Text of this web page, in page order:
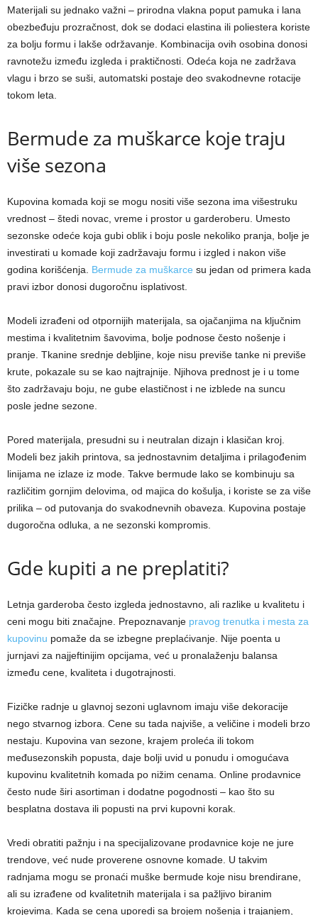
Materijali su jednako važni – prirodna vlakna poput pamuka i lana
obezbeđuju prozračnost, dok se dodaci elastina ili poliestera koriste
za bolju formu i lakše održavanje. Kombinacija ovih osobina donosi
ravnotežu između izgleda i praktičnosti. Odeća koja ne zadržava
vlagu i brzo se suši, automatski postaje deo svakodnevne rotacije
tokom leta.
Bermude za muškarce koje traju
više sezona
Kupovina komada koji se mogu nositi više sezona ima višestruku
vrednost – štedi novac, vreme i prostor u garderoberu. Umesto
sezonske odeće koja gubi oblik i boju posle nekoliko pranja, bolje je
investirati u komade koji zadržavaju formu i izgled i nakon više
godina korišćenja. Bermude za muškarce su jedan od primera kada
pravi izbor donosi dugoročnu isplativost.
Modeli izrađeni od otpornijih materijala, sa ojačanjima na ključnim
mestima i kvalitetnim šavovima, bolje podnose često nošenje i
pranje. Tkanine srednje debljine, koje nisu previše tanke ni previše
krute, pokazale su se kao najtrajnije. Njihova prednost je i u tome
što zadržavaju boju, ne gube elastičnost i ne izblede na suncu
posle jedne sezone.
Pored materijala, presudni su i neutralan dizajn i klasičan kroj.
Modeli bez jakih printova, sa jednostavnim detaljima i prilagođenim
linijama ne izlaze iz mode. Takve bermude lako se kombinuju sa
različitim gornjim delovima, od majica do košulja, i koriste se za više
prilika – od putovanja do svakodnevnih obaveza. Kupovina postaje
dugoročna odluka, a ne sezonski kompromis.
Gde kupiti a ne preplatiti?
Letnja garderoba često izgleda jednostavno, ali razlike u kvalitetu i
ceni mogu biti značajne. Prepoznavanje pravog trenutka i mesta za
kupovinu pomaže da se izbegne preplaćivanje. Nije poenta u
jurnjavi za najjeftinijim opcijama, već u pronalaženju balansa
između cene, kvaliteta i dugotrajnosti.
Fizičke radnje u glavnoj sezoni uglavnom imaju više dekoracije
nego stvarnog izbora. Cene su tada najviše, a veličine i modeli brzo
nestaju. Kupovina van sezone, krajem proleća ili tokom
međusezonskih popusta, daje bolji uvid u ponudu i omogućava
kupovinu kvalitetnih komada po nižim cenama. Online prodavnice
često nude širi asortiman i dodatne pogodnosti – kao što su
besplatna dostava ili popusti na prvi kupovni korak.
Vredi obratiti pažnju i na specijalizovane prodavnice koje ne jure
trendove, već nude proverene osnovne komade. U takvim
radnjama mogu se pronaći muške bermude koje nisu brendirane,
ali su izrađene od kvalitetnih materijala i sa pažljivo biranim
krojevima. Kada se cena uporedi sa brojem nošenja i trajanjem,